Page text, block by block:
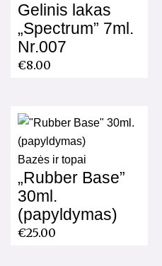
Gelinis lakas
„Spectrum” 7ml.
Nr.007
€8.00
Bazės ir topai
„Rubber Base”
30ml.
(papyldymas)
€25.00